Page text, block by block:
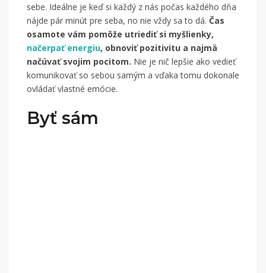
sebe. Ideálne je keď si každý z nás počas každého dňa
nájde pár minút pre seba, no nie vždy sa to dá. Čas
osamote vám pomôže utriediť si myšlienky,
načerpať energiu, obnoviť pozitivitu a najmä
načúvať svojim pocitom. Nie je nič lepšie ako vedieť
komunikovať so sebou samým a vďaka tomu dokonale
ovládať vlastné emócie.
Byť sám